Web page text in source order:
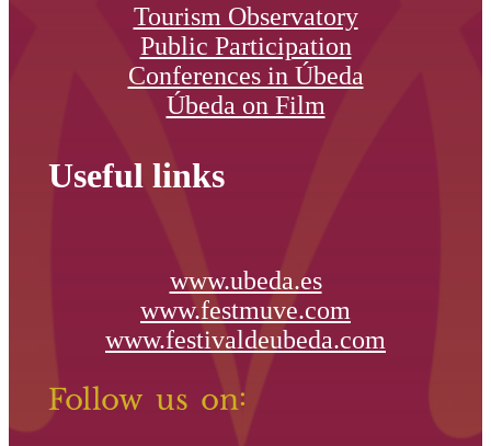
Tourism Observatory
Public Participation
Conferences in Úbeda
Úbeda on Film
Useful links
www.ubeda.es
www.festmuve.com
www.festivaldeubeda.com
Follow us on: